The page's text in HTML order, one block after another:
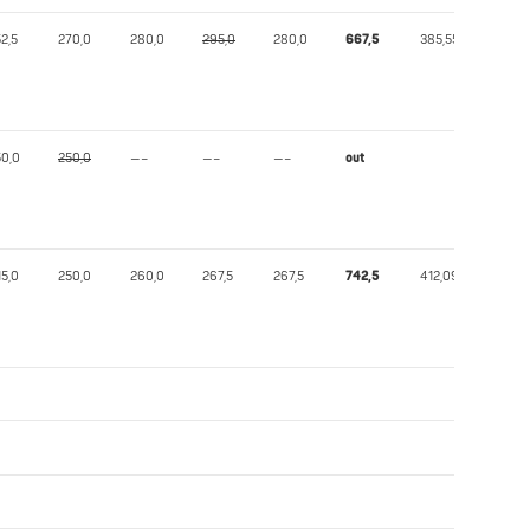
270,0 280,0 295,0 280,0 667,5 385,55
250,0 —– —– —– out
250,0 260,0 267,5 267,5 742,5 412,09